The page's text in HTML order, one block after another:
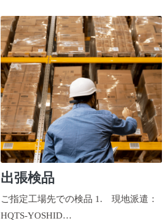
出張検品
ご指定工場先での検品 1. 現地派遣：
HQTS-YOSHID…